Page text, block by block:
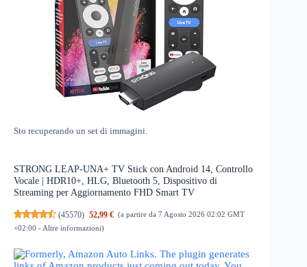
Sto recuperando un set di immagini.
STRONG LEAP-UNA+ TV Stick con Android 14, Controllo
Vocale | HDR10+, HLG, Bluetooth 5, Dispositivo di
Streaming per Aggiornamento FHD Smart TV
(45570) 52,99 € (a partire da 7 Agosto 2026 02:02 GMT
+02:00 - Altre informazioni)